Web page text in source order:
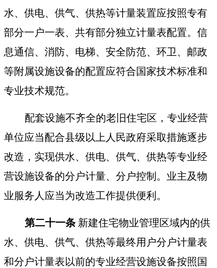
水、供电、供气、供热等计量装置应按照专有
部分一户一表、共有部分独立计量表配置。信
息通信、消防、电梯、安全防范、环卫、邮政
等附属设施设备的配置应符合国家技术标准和
专业技术规范。
配套设施不齐全的老旧住宅区，专业经营
单位应当配合县级以上人民政府采取措施逐步
改造，实现供水、供电、供气、供热等专业经
营设施设备的分户计量、分户控制。业主及物
业服务人应当为改造工作提供便利。
第二十一条 新建住宅物业管理区域内的供
水、供电、供气、供热等最终用户分户计量表
和分户计量表以前的专业经营设施设备按照国